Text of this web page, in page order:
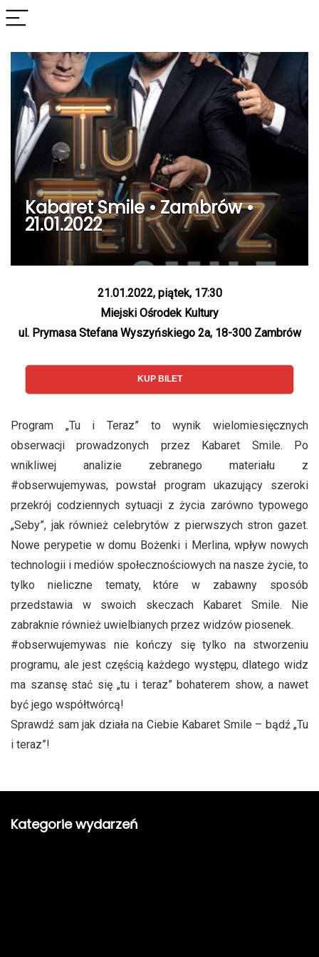
Kabaret Smile • Zambrów •
21.01.2022
21.01.2022, piątek, 17:30
Miejski Ośrodek Kultury
ul. Prymasa Stefana Wyszyńskiego 2a, 18-300 Zambrów
KUP BILET
Program „Tu i Teraz” to wynik wielomiesięcznych
obserwacji prowadzonych przez Kabaret Smile. Po
wnikliwej analizie zebranego materiału z
#obserwujemywas, powstał program ukazujący szeroki
przekrój codziennych sytuacji z życia zarówno typowego
„Seby”, jak również celebrytów z pierwszych stron gazet.
Nowe perypetie w domu Bożenki i Merlina, wpływ nowych
technologii i mediów społecznościowych na nasze życie, to
tylko nieliczne tematy, które w zabawny sposób
przedstawia w swoich skeczach Kabaret Smile. Nie
zabraknie również uwielbianych przez widzów piosenek.
#obserwujemywas nie kończy się tylko na stworzeniu
programu, ale jest częścią każdego występu, dlatego widz
ma szansę stać się „tu i teraz” bohaterem show, a nawet
być jego współtwórcą!
Sprawdź sam jak działa na Ciebie Kabaret Smile – bądź „Tu
i teraz”!
Kategorie wydarzeń